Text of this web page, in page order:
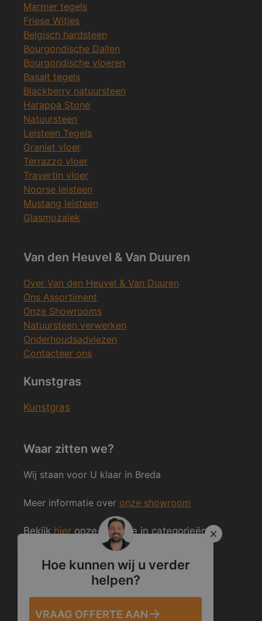
Hoe kunnen wij u verder
helpen?
VRAAG OFFERTE AAN
Marmer tegels
Friese Witjes
Belgisch hardsteen
Bourgondische Dallen
Bourgondische vloeren
Basalt tegels
Blackberry natuursteen
Harappa Stone
Natuursteen
Leisteen Tegels
Graniet vloer
Terrazzo vloer
Travertin vloer
Noorse leisteen
Mustang leisteen
Glasmozaïek
Van den Heuvel & Van Duuren
Over Van den Heuvel & Van Duuren
Ons Assortiment
Onze Showrooms
Natuursteen verwerken
Onderhoudsadviezen
Contacteer ons
Kunstgras
Kunstgras
Waar zitten we?
Wij staan voor U klaar in Breda
Meer informatie over onze showroom
Bekijk hier onze website in categorieën
Volg ons ook op Social Media